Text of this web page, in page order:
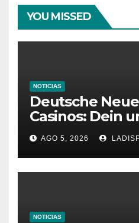
YOU MISSED
NOTICIAS
Deutsche
Casinos: Dein
Ratgeber für
AGO 5, 2026
NOTICIAS